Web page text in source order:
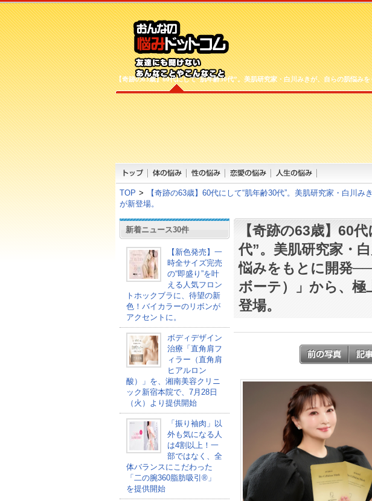
【奇跡の63歳】60代にして“肌年齢30代”。美肌研究家・白川みきが、自らの肌悩み
TOP >
【奇跡の63歳】60代にして“肌年齢30代”。美肌研究家・白川
が新登場。
新着ニュース30件
【新色発売】一
時全サイズ完売
の“即盛り”を叶
える人気フロン
トホックブラに、待望の新
色！バイカラーのリボンが
アクセントに。
ボディデザイン
治療「直角肩フ
ィラー（直角肩
ヒアルロン
酸）」を、湘南美容クリニ
ック新宿本院で、7月28日
（火）より提供開始
「振り袖肉」以
外も気になる人
は4割以上！一
部ではなく、全
体バランスにこだわった
「二の腕360脂肪吸引®」
を提供開始
【奇跡の63歳】60
代”。美肌研究家・
悩みをもとに開発
ボーテ）」から、極
登場。